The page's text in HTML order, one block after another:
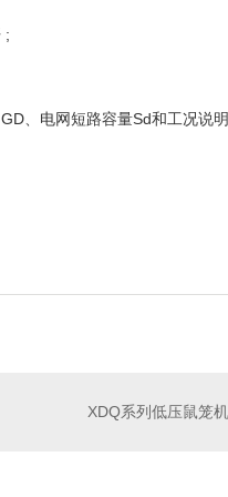
;
、电网短路容量Sd和工况说
XDQ系列低压鼠笼